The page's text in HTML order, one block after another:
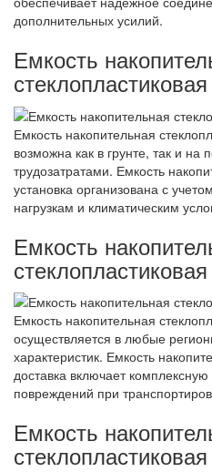
дополнительных усилий.
Емкость
Емкость накопительная
возможна как в грунте, так и
трудозатратами. Емкость
установка организована с
нагрузкам и климатическим
Емкость
Емкость накопительная
осуществляется в любые
характеристик. Емкость
доставка включает
повреждений при
Емкость